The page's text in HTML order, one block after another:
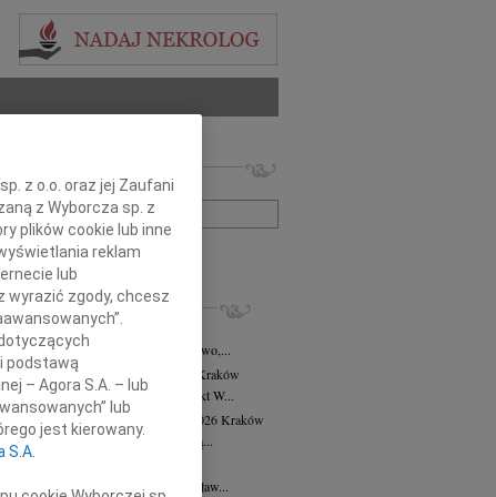
lub numer ogłoszenia:
+ szukanie zaawansowane
Kraków
Domek, Dora i Klaudiusz, Eliza, Gwo,...
Płonka-Kalkowska
Kraków
Płonka-Kalkowska Kuka architekt W...
Tworzewska-Mikołajewicz
02.07.2026 Kraków
żalem żegnamy naszą wieloletnią...
Król
2026 roku odszedł Mistrz Stanisław...
z o.o. oraz jej Zaufani
z Wyborcza sp. z
plików cookie lub inne
reklam
lub
wyrazić zgody, chcesz
podstawą
– Agora S.A. – lub
lub
jest kierowany.